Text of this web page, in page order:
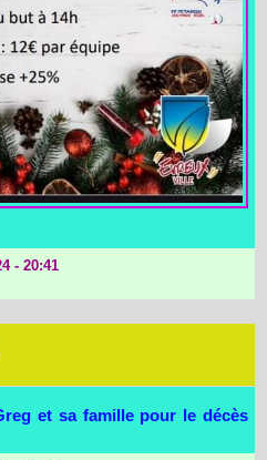
- 20:41
et sa famille pour le décès